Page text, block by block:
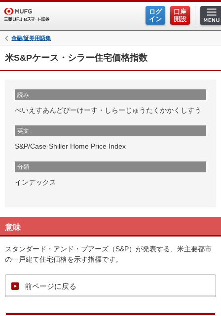
ログ
イン
口座
開設
金融/証券用語集
米S&Pケース・シラー住宅価格指数
読み
べいえすあんどぴーけーす・しらーじゅうたくかかくしすう
英文
S&P/Case-Shiller Home Price Index
分類
インデックス
意味
スタンダード・アンド・プアーズ（S&P）が発表する、米主要都市
の一戸建て住宅価格を示す指標です。
前ページに戻る